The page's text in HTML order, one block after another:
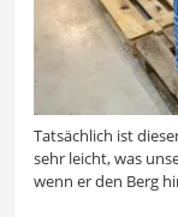
Tatsächlich ist
sehr leicht, was
wenn er den Berg